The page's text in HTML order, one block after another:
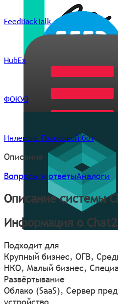
FeedBackTalk
HubEx
ФОКУЗ
Инлексис Голосовой бот
Описание
Вопросы и ответыАналоги
Описание системы
Информация о
Подходит для
Крупный бизнес, ОГВ,
НКО, Малый бизнес,
Развёртывание
Облако (SaaS), Сервер